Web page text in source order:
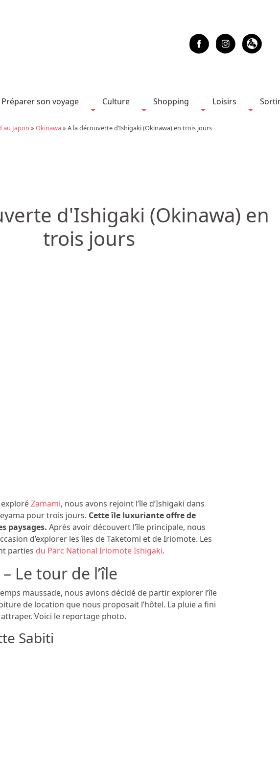
Préparer son voyage Culture Shopping Loisirs
au Japon » Okinawa» A la découverte d’Ishigaki (Okinawa) en trois jours
d'Ishigaki (Okinawa) en
trois jours
Zamami, nous avons rejoint l’île d’Ishigaki dans
pour trois jours. Cette île luxuriante offre de
paysages. Après avoir découvert l’île principale, nous
d’explorer les îles de Taketomi et de Iriomote. Les
parties du Parc National Iriomote Ishigaki.
Le tour de l’île
maussade, nous avions décidé de partir explorer l’île
de location que nous proposait l’hôtel. La pluie a fini
Voici le reportage photo.
Sabiti